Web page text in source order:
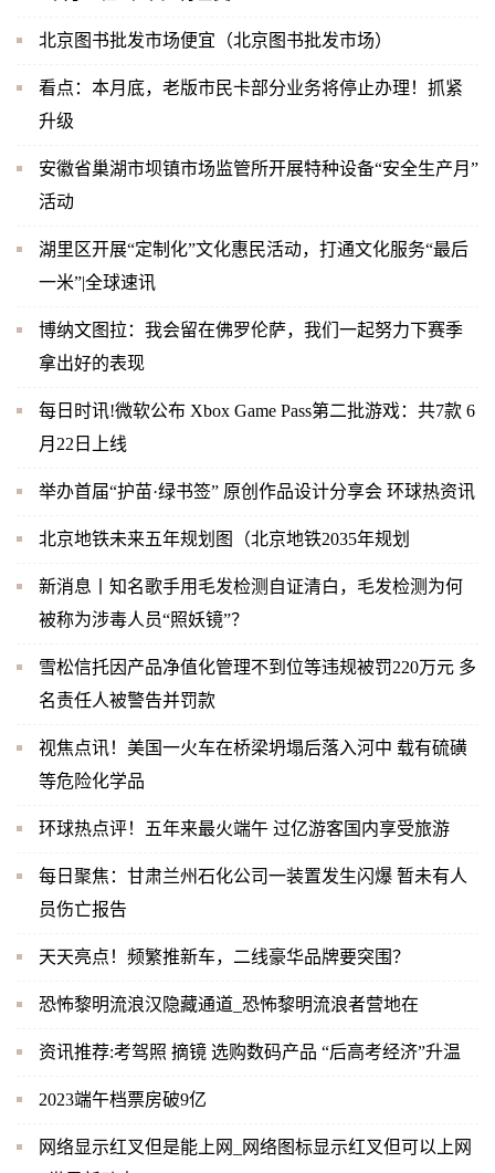
北京图书批发市场便宜（北京图书批发市场）
看点：本月底，老版市民卡部分业务将停止办理！抓紧
升级
安徽省巢湖市坝镇市场监管所开展特种设备“安全生产月”
活动
湖里区开展“定制化”文化惠民活动，打通文化服务“最后
一米”|全球速讯
博纳文图拉：我会留在佛罗伦萨，我们一起努力下赛季
拿出好的表现
每日时讯!微软公布 Xbox Game Pass第二批游戏：共7款 6
月22日上线
举办首届“护苗·绿书签” 原创作品设计分享会 环球热资讯
北京地铁未来五年规划图（北京地铁2035年规划
新消息丨知名歌手用毛发检测自证清白，毛发检测为何
被称为涉毒人员“照妖镜”？
雪松信托因产品净值化管理不到位等违规被罚220万元 多
名责任人被警告并罚款
视焦点讯！美国一火车在桥梁坍塌后落入河中 载有硫磺
等危险化学品
环球热点评！五年来最火端午 过亿游客国内享受旅游
每日聚焦：甘肃兰州石化公司一装置发生闪爆 暂未有人
员伤亡报告
天天亮点！频繁推新车，二线豪华品牌要突围？
恐怖黎明流浪汉隐藏通道_恐怖黎明流浪者营地在
资讯推荐:考驾照 摘镜 选购数码产品 “后高考经济”升温
2023端午档票房破9亿
网络显示红叉但是能上网_网络图标显示红叉但可以上网